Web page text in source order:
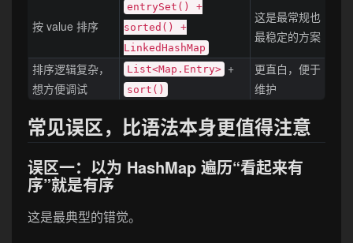
按 value 排序
entrySet() +
sorted() +
LinkedHashMap
这是最常规也
最稳定的方案
排序逻辑复杂，
想方便调试
List<Map.Entry> +
sort()
更直白，便于
维护
常见误区，比语法本身更值得注意
误区一：以为 HashMap 遍历“看起来有
序”就是有序
这是最典型的错觉。